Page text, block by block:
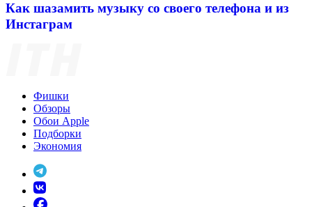
Как шазамить музыку со своего телефона и из
Инстаграм
Фишки
Обзоры
Обои Apple
Подборки
Экономия